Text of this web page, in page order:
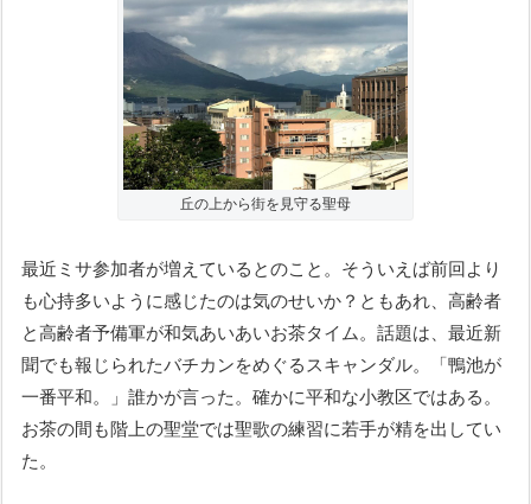
丘の上から街を見守る聖母
最近ミサ参加者が増えているとのこと。そういえば前回より
も心持多いように感じたのは気のせいか？ともあれ、高齢者
と高齢者予備軍が和気あいあいお茶タイム。話題は、最近新
聞でも報じられたバチカンをめぐるスキャンダル。「鴨池が
一番平和。」誰かが言った。確かに平和な小教区ではある。
お茶の間も階上の聖堂では聖歌の練習に若手が精を出してい
た。